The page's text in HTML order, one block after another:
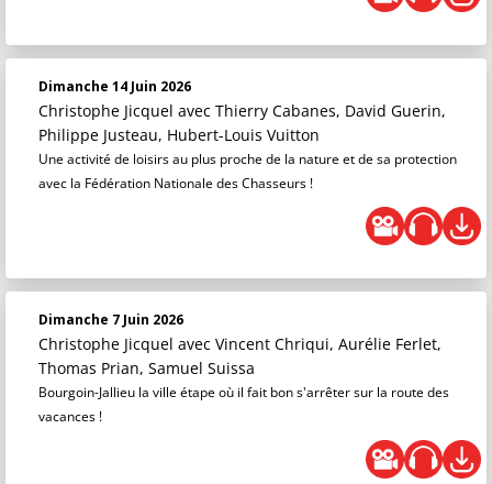
Dimanche 14 Juin 2026
Christophe Jicquel avec Thierry Cabanes, David Guerin,
Philippe Justeau, Hubert-Louis Vuitton
Une activité de loisirs au plus proche de la nature et de sa protection
avec la Fédération Nationale des Chasseurs !
Dimanche 7 Juin 2026
Christophe Jicquel avec Vincent Chriqui, Aurélie Ferlet,
Thomas Prian, Samuel Suissa
Bourgoin-Jallieu la ville étape où il fait bon s'arrêter sur la route des
vacances !